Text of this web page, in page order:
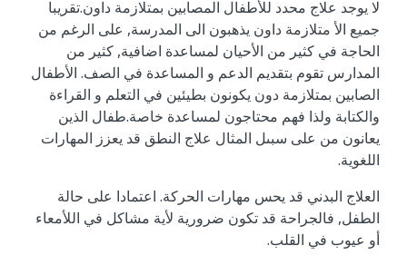
لا يوجد علاج محدد للأطفال المصابين بمتلازمة داون.تقريبا
جميع الأ متلازمة داون يذهبون الى المدرسة, على الرغم من
الحاجة في كثير من الأحيان لمساعدة اضافية, كثير من
المدارس تقوم بتقديم الدعم و المساعدة في الصف. الأطفال
الصابين بمتلازمة دون يكونون بطيئين في التعلم و القراءة
والكتابة ولذا فهم محتاجون لمساعدة خاصة.طفال الذين
يعانون من على سبىل المثال علاج النطق قد يعزز المهارات
اللغوية.
العلاج البدني قد يحس مهارات الحركة. اعتمادا على حالة
الطفل, فالجراحة قد تكون ضرورية لأية مشاكل في اللأمعاء
أو عيوب في القلب.